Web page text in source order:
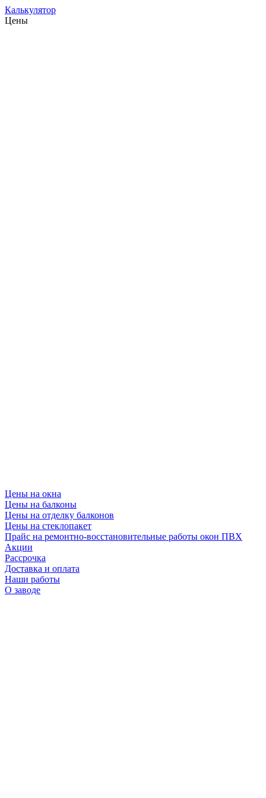
Калькулятор
Цены
Цены на окна
Цены на балконы
Цены на отделку балконов
Цены на стеклопакет
Прайс на ремонтно-восстановительные работы окон ПВХ
Акции
Рассрочка
Доставка и оплата
Наши работы
О заводе